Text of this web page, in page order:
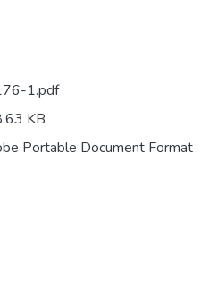
1.pdf
KB
Portable Document Format